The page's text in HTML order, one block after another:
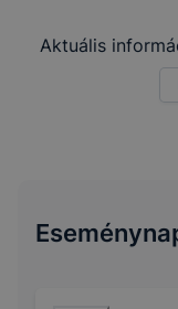
Aktuális